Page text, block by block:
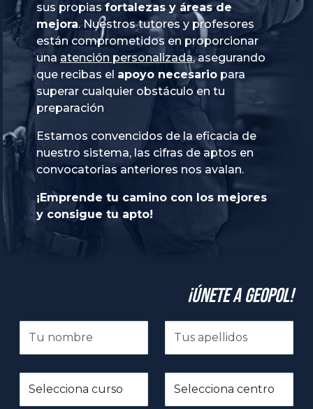
sus propias fortalezas y áreas de
mejora. Nuestros tutores y profesores
están comprometidos en proporcionar
una atención personalizada, asegurando
que recibas el apoyo necesario para
superar cualquier obstáculo en tu
preparación
Estamos convencidos de la eficacia de
nuestro sistema, las cifras de aptos en
convocatorias anteriores nos avalan.
¡Emprende tu camino con los mejores
y consigue tu apto!
¡Únete a GeoPol!